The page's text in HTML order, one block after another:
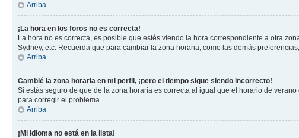
Arriba
¡La hora en los foros no es correcta!
La hora no es correcta, es posible que estés viendo la hora correspondiente a otra
Sydney, etc. Recuerda que para cambiar la zona horaria, como las demás
Arriba
Cambié la zona horaria en mi perfil, ¡pero el tiempo sigue siendo incorrecto!
Si estás seguro de que de la zona horaria es correcta al igual que el horario de
para corregir el problema.
Arriba
¡Mi idioma no está en la lista!